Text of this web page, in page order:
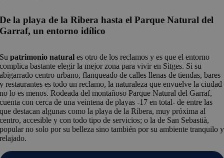
De la playa de la Ribera hasta el Parque Natural del
Garraf, un entorno idílico
Supatrimonio natural es otro de los reclamos y es que el entorno
complica bastante elegir la mejor zona para vivir en Sitges. Si su
abigarrado centro urbano, flanqueado de calles llenas de tiendas, bares
y restaurantes es todo un reclamo, la naturaleza que envuelve la ciudad
no lo es menos. Rodeada del montañoso Parque Natural del Garraf,
cuenta con cerca de una veintena de playas -17 en total- de entre las
que destacan algunas como la playa de la Ribera, muy próxima al
centro, accesible y con todo tipo de servicios; o la de San Sebastià,
popular no solo por su belleza sino también por su ambiente tranquilo y
relajado.